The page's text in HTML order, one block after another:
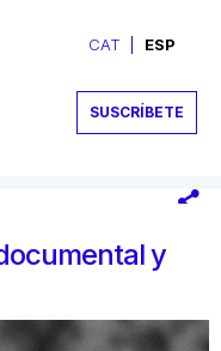
CAT ESP
SUSCRÍBETE
y